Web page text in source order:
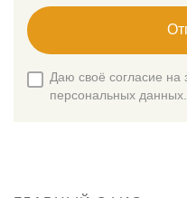
Даю своё согласие на
персональных данных.